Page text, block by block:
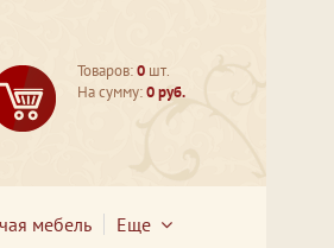
Товаров:0 шт.
На сумму:0 руб.
мебель Еще